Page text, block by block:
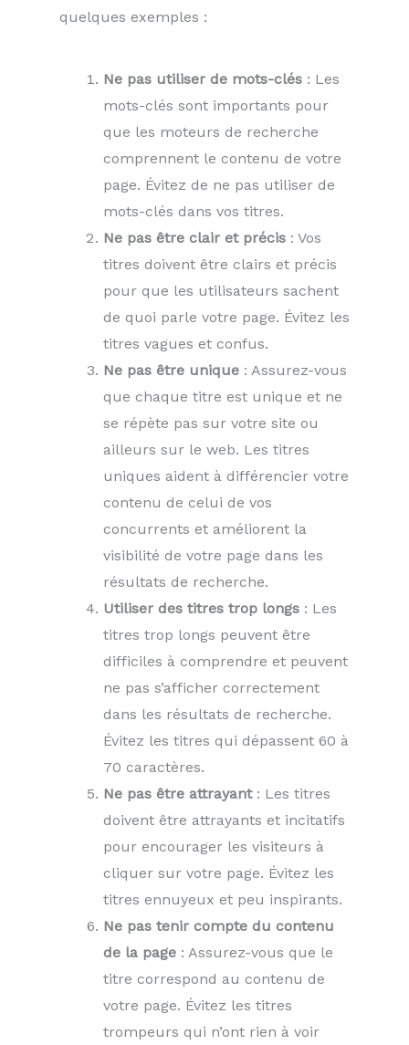
quelques exemples :
Ne pas utiliser de mots-clés : Les
mots-clés sont importants pour
que les moteurs de recherche
comprennent le contenu de votre
page. Évitez de ne pas utiliser de
mots-clés dans vos titres.
Ne pas être clair et précis : Vos
titres doivent être clairs et précis
pour que les utilisateurs sachent
de quoi parle votre page. Évitez les
titres vagues et confus.
Ne pas être unique : Assurez-vous
que chaque titre est unique et ne
se répète pas sur votre site ou
ailleurs sur le web. Les titres
uniques aident à différencier votre
contenu de celui de vos
concurrents et améliorent la
visibilité de votre page dans les
résultats de recherche.
Utiliser des titres trop longs : Les
titres trop longs peuvent être
difficiles à comprendre et peuvent
ne pas s’afficher correctement
dans les résultats de recherche.
Évitez les titres qui dépassent 60 à
70 caractères.
Ne pas être attrayant: Les titres
doivent être attrayants et incitatifs
pour encourager les visiteurs à
cliquer sur votre page. Évitez les
titres ennuyeux et peu inspirants.
Ne pas tenir compte du contenu
de la page : Assurez-vous que le
titre correspond au contenu de
votre page. Évitez les titres
trompeurs qui n’ont rien à voir